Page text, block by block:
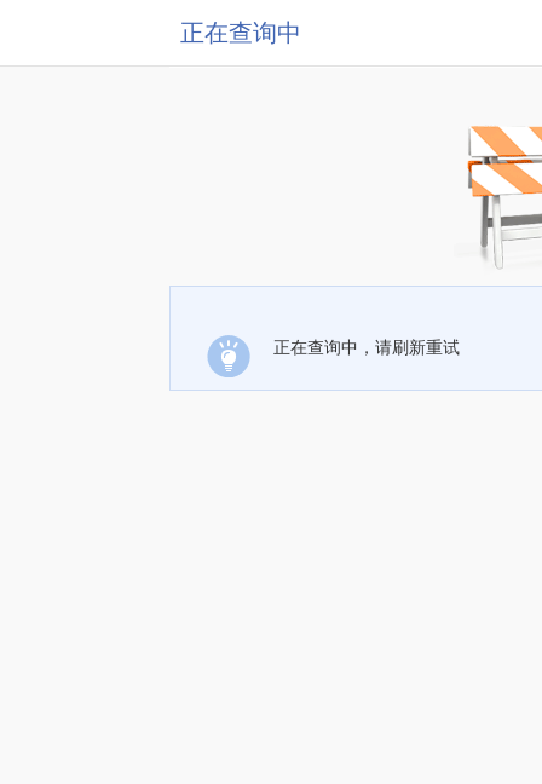
正在查询中
正在查询中，请刷新重试